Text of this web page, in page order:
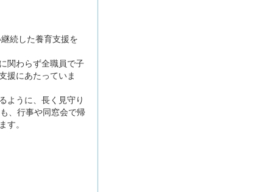
続した養育支援を
関わらず全職員で子
援にあたっていま
ように、長く見守り
、行事や同窓会で帰
す。